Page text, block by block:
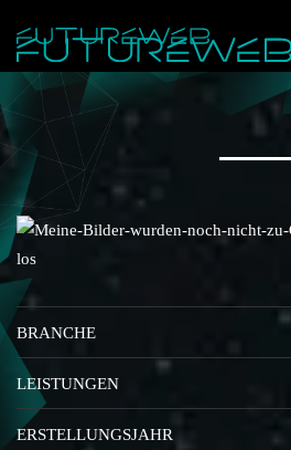
BRANCHE
LEISTUNGEN
ERSTELLUNGSJAHR